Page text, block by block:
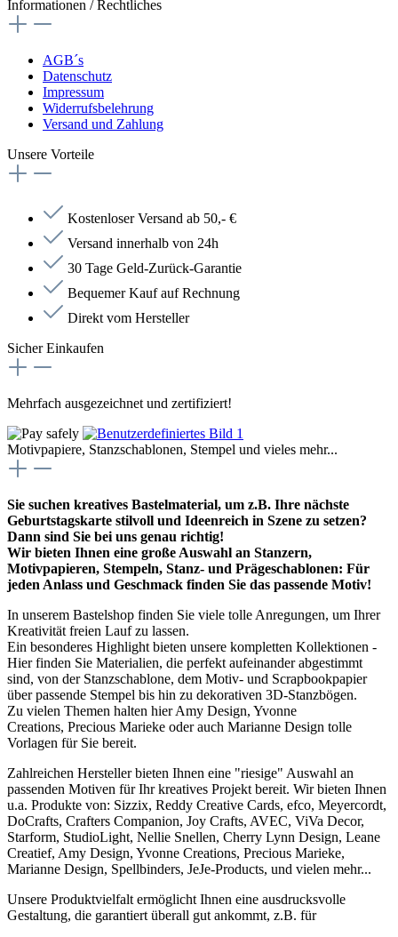
Informationen / Rechtliches
AGB´s
Datenschutz
Impressum
Widerrufsbelehrung
Versand und Zahlung
Unsere Vorteile
Kostenloser Versand ab 50,- €
Versand innerhalb von 24h
30 Tage Geld-Zurück-Garantie
Bequemer Kauf auf Rechnung
Direkt vom Hersteller
Sicher Einkaufen
Mehrfach ausgezeichnet und zertifiziert!
Motivpapiere, Stanzschablonen, Stempel und vieles mehr...
Sie suchen kreatives Bastelmaterial, um z.B. Ihre nächste
Geburtstagskarte stilvoll und Ideenreich in Szene zu setzen?
Dann sind Sie bei uns genau richtig!
Wir bieten Ihnen eine große Auswahl an Stanzern,
Motivpapieren, Stempeln, Stanz- und Prägeschablonen: Für
jeden Anlass und Geschmack finden Sie das passende Motiv!
In unserem Bastelshop finden Sie viele tolle Anregungen, um Ihrer
Kreativität freien Lauf zu lassen.
Ein besonderes Highlight bieten unsere kompletten Kollektionen -
Hier finden Sie Materialien, die perfekt aufeinander abgestimmt
sind, von der Stanzschablone, dem Motiv- und Scrapbookpapier
über passende Stempel bis hin zu dekorativen 3D-Stanzbögen.
Zu vielen Themen halten hier Amy Design, Yvonne
Creations, Precious Marieke oder auch Marianne Design tolle
Vorlagen für Sie bereit.
Zahlreichen Hersteller bieten Ihnen eine "riesige" Auswahl an
passenden Motiven für Ihr kreatives Projekt bereit. Wir bieten Ihnen
u.a. Produkte von: Sizzix, Reddy Creative Cards, efco, Meyercordt,
DoCrafts, Crafters Companion, Joy Crafts, AVEC, ViVa Decor,
Starform, StudioLight, Nellie Snellen, Cherry Lynn Design, Leane
Creatief, Amy Design, Yvonne Creations, Precious Marieke,
Marianne Design, Spellbinders, JeJe-Products, und vielen mehr...
Unsere Produktvielfalt ermöglicht Ihnen eine ausdrucksvolle
Gestaltung, die garantiert überall gut ankommt, z.B. für